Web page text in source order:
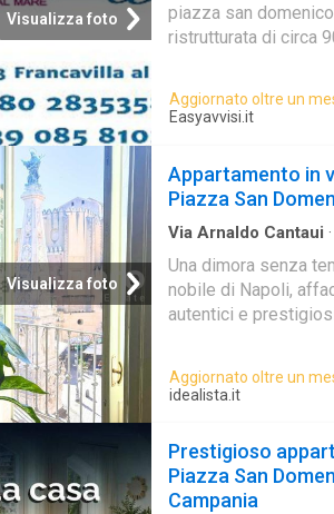
Visualizza foto
piazza san
ristrutturata di circa
piano seminterrato
piano terra ingresso
matrimoniale. al
rilascio. per info
Aggiornato oltre un
Easyavvisi.it
Visualizza foto
Appartamento in
Piazza San
Via Arnaldo Cantaui ·
Una dimora senza
nobile di Napoli,
autentici e
storia e la vita
secolare di
Aggiornato oltre un
idealista.it
Prestigioso
Piazza San
Campania